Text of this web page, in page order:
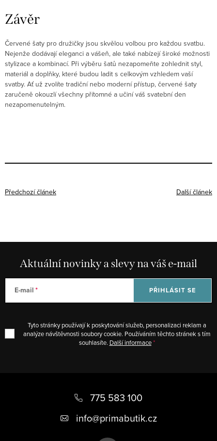
Závěr
Červené šaty pro družičky jsou skvělou volbou pro každou svatbu.
Nejenže dodávají eleganci a vášeň, ale také nabízejí široké možnosti
stylizace a kombinací. Při výběru šatů nezapomeňte zohlednit styl,
materiál a doplňky, které budou ladit s celkovým vzhledem vaší
svatby. Ať už zvolíte tradiční nebo moderní přístup, červené šaty
zaručeně okouzlí všechny přítomné a učiní váš svatební den
nezapomenutelným.
Předchozí článek Další článek
Aktuální novinky a slevy na váš e-mail
E-mail
Tyto stránky používají k poskytování služeb, personalizaci reklam a
analýze návštěvnosti soubory cookie. Používáním těchto stránek s tím
souhlasíte. Další informace
PŘIHLÁSIT SE
775 583 100
info@primabutik.cz